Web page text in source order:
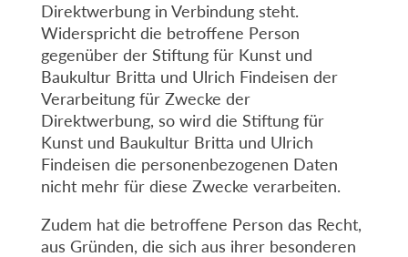
Direktwerbung in Verbindung steht.
Widerspricht die betroffene Person
gegenüber der Stiftung für Kunst und
Baukultur Britta und Ulrich Findeisen der
Verarbeitung für Zwecke der
Direktwerbung, so wird die Stiftung für
Kunst und Baukultur Britta und Ulrich
Findeisen die personenbezogenen Daten
nicht mehr für diese Zwecke verarbeiten.
Zudem hat die betroffene Person das Recht,
aus Gründen, die sich aus ihrer besonderen